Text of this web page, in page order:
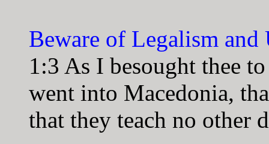
Beware of Legalism
1:3 As I besought thee
went into Macedonia,
that they teach no other